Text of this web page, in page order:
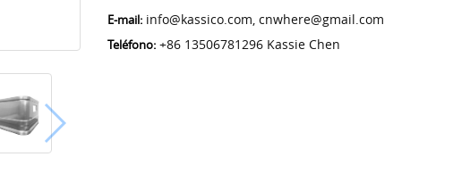
E-mail: info@kassico.com, cnwhere@gmail.com
Teléfono: +86 13506781296 Kassie Chen